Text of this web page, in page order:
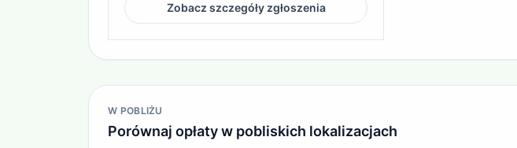
Zobacz szczegóły zgłoszenia
W POBLIŻU
Porównaj opłaty w pobliskich lokalizacjach